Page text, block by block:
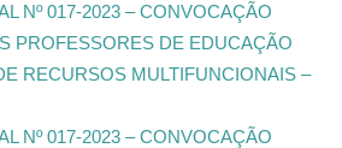
Nº 017-2023 – CONVOCAÇÃO
PROFESSORES DE EDUCAÇÃO
RECURSOS MULTIFUNCIONAIS –
Nº 017-2023 – CONVOCAÇÃO